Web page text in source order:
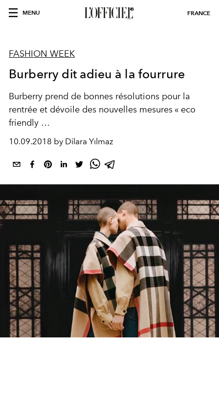
MENU FRANCE
FASHION WEEK
Burberry dit adieu à la fourrure
Burberry prend de bonnes résolutions pour la
rentrée et dévoile des nouvelles mesures « eco
friendly …
10.09.2018 by Dilara Yılmaz